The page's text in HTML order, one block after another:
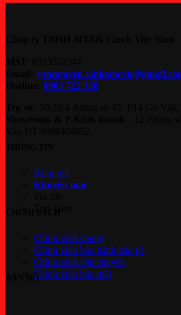
hiện
0903 722 138
Bảng giá
Khuyến mại
Chính sách chung
Chính sách bảo hành bảo trì
Chính sách vận chuyển
Chính sách bảo mật
BẢN ĐỒ